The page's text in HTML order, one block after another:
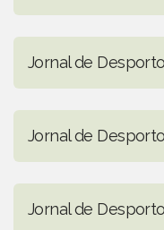
Jornal de
Jornal de
Jornal de